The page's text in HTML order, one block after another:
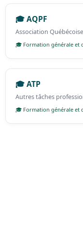
🎓 AQPF
Association
🎓 Formation générale et
🎓 ATP
Autres tâches
🎓 Formation générale et